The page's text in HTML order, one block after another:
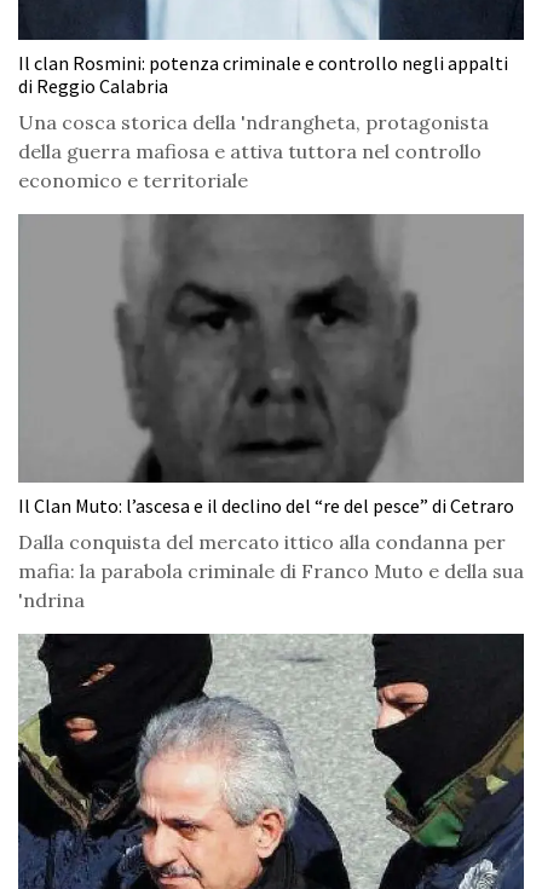
Il clan Rosmini: potenza criminale e controllo negli appalti
di Reggio Calabria
Una cosca storica della 'ndrangheta, protagonista
della guerra mafiosa e attiva tuttora nel controllo
economico e territoriale
Il Clan Muto: l’ascesa e il declino del “re del pesce” di Cetraro
Dalla conquista del mercato ittico alla condanna per
mafia: la parabola criminale di Franco Muto e della sua
'ndrina